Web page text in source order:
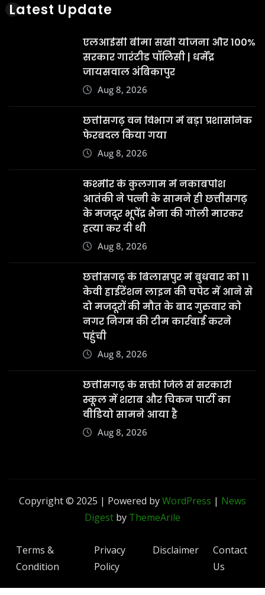
Latest Update
एलआईसी बीमा सखी योजना और 100%
सरकार गारंटीड पॉलिसी | धर्मेंद्र
जायसवाल अंबिकापुर
Aug 8, 2026
छत्तीसगढ़ वन विभाग में बड़ा प्रशासनिक
फेरबदल किया गया
Aug 8, 2026
कश्मीर के कुलगाम में नकाबपोश
आतंकी ने पत्नी के सामने ही छत्तीसगढ़
के मजदूर भूपेंद्र भैना की गोली मारकर
हत्या कर दी थी
Aug 8, 2026
छत्तीसगढ़ के बिलासपुर में बुधवार को 11
केवी हाईटेंशन लाइन की चपेट में आने से
दो मजदूरों की मौत के बाद गुरुवार को
नगर निगम की टीम कार्रवाई करने
पहुंची
Aug 8, 2026
छत्तीसगढ़ के सक्ती जिले से सरकारी
स्कूल में शराब और चिकन पार्टी का
वीडियो सामने आया है
Aug 8, 2026
Copyright © 2025 | Powered byWordPress | News
Digest by ThemeArile
Terms &
Condition
Privacy
Policy
Disclaimer
Contact
Us